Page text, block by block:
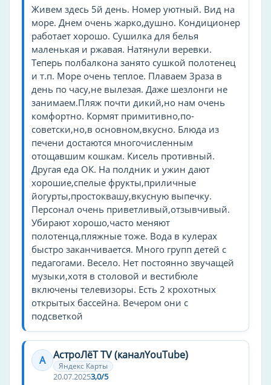
лечебно-оздоровительный комплекс
пансион
Частота уборки
ежедневно
Услуги на стойке регистрации
Экскурсионное бюро
Аренда и прокат
Ролики
Профиль
болезни костно-мышечной системы
урология
Оснащение бизнес-центра
морская
Для фигуры
миостимуляция
Живем здесь 5й день. Номер уютный. Вид на
море. Днем очень жарко,душно. Кондиционер
работает хорошо. Сушилка для белья
маленькая и ржавая. Натянули веревки.
Теперь полбалкона занято сушкой полотенец
и т.п. Море очень теплое. Плаваем 3раза в
день по часу,не вылезая. Даже шезлонги не
занимаем.Пляж почти дикий,но нам очень
комфортно. Кормят примитивно,по-
советски,но,в основном,вкусно. Блюда из
печени достаются многочисленным
отощавшим кошкам. Кисель противный.
Другая еда ОК. На полдник и ужин дают
хорошие,спелые фрукты,приличные
йогурты,простоквашу,вкусную выпечку.
Персонал очень приветливый,отзывчивый.
Убирают хорошо,часто меняют
полотенца,пляжные тоже. Вода в кулерах
быстро заканчивается. Много групп детей с
педагогами. Весело. Нет постоянно звучащей
музыки,хотя в столовой и вестибюле
включены телевизоры. Есть 2 крохотных
открытых бассейна. Вечером они с
подсветкой
А АстроЛёТ TV (каналYouTube)
Яндекс Карты
20.07.20253,0/5